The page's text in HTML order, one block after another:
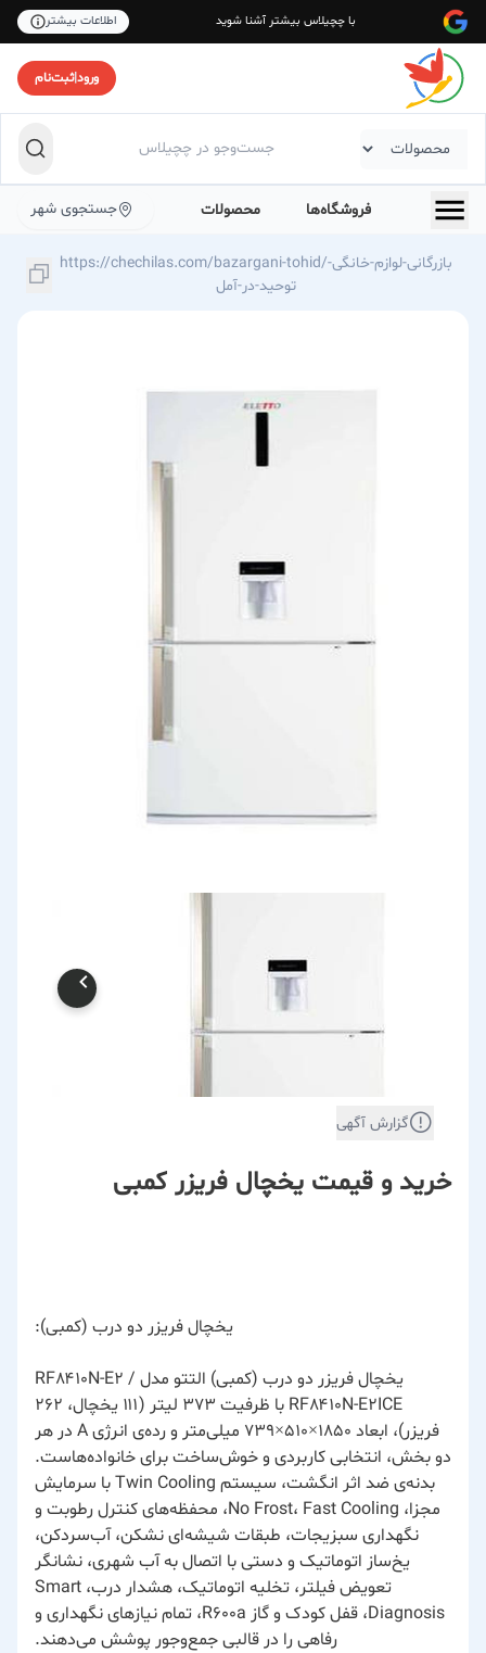
با چچیلاس بیشتر آشنا شوید اطلاعات بیشتر
ورود|ثبت‌نام
فروشگاه‌ها محصولات جستجوی شهر
https://chechilas.com/bazargani-tohid/بازرگانی-لوازم-خانگی-
توحید-در-آمل
گزارش آگهی
خرید و قیمت یخچال فریزر کمبی
یخچال فریزر دو درب (کمبی):
یخچال فریزر دو درب (کمبی) التتو مدل RF۸۴۱۰N-E۲ /
RF۸۴۱۰N-E۲ICE با ظرفیت ۳۷۳ لیتر (۱۱۱ یخچال، ۲۶۲
فریزر)، ابعاد ۱۸۵۰×۵۱۰×۷۳۹ میلی‌متر و رده‌ی انرژی A در هر
دو بخش، انتخابی کاربردی و خوش‌ساخت برای خانواده‌هاست.
بدنه‌ی ضد اثر انگشت، سیستم Twin Cooling با سرمایش
مجزا، No Frost، Fast Cooling، محفظه‌های کنترل رطوبت و
نگهداری سبزیجات، طبقات شیشه‌ای نشکن، آب‌سردکن،
یخ‌ساز اتوماتیک و دستی با اتصال به آب شهری، نشانگر
تعویض فیلتر، تخلیه اتوماتیک، هشدار درب، Smart
Diagnosis، قفل کودک و گاز R۶۰۰a، تمام نیازهای نگهداری و
رفاهی را در قالبی جمع‌وجور پوشش می‌دهند.